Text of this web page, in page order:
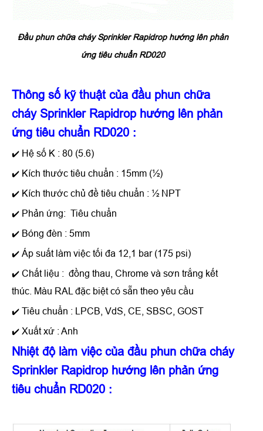
Đầu phun chữa cháy Sprinkler Rapidrop hướng lên phản
ứng tiêu chuẩn RD020
Thông số kỹ thuật của đầu phun chữa
cháy Sprinkler Rapidrop hướng lên phản
ứng tiêu chuẩn RD020 :
✔️ Hệ số K : 80 (5.6)
✔️ Kích thước tiêu chuẩn : 15mm (½)
✔️ Kích thước chủ đề tiêu chuẩn : ½ NPT
✔️ Phản ứng: Tiêu chuẩn
✔️ Bóng đèn : 5mm
✔️ Áp suất làm việc tối đa 12,1 bar (175 psi)
✔️ Chất liệu : đồng thau, Chrome và sơn trắng kết
thúc. Màu RAL đặc biệt có sẵn theo yêu cầu
✔️ Tiêu chuẩn : LPCB, VdS, CE, SBSC, GOST
✔️ Xuất xứ : Anh
Nhiệt độ làm việc của đầu phun chữa cháy
Sprinkler Rapidrop hướng lên phản ứng
tiêu chuẩn RD020 :